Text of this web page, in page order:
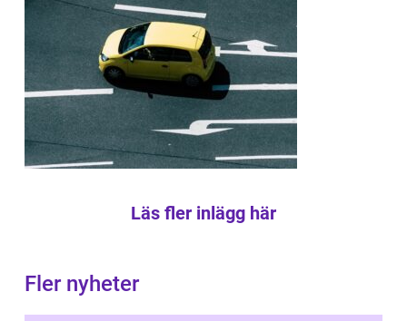
Läs fler inlägg här
Fler nyheter